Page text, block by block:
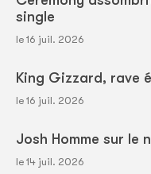
single
le 16 juil. 2026
King Gizzard, rave
le 16 juil. 2026
Josh Homme sur le
le 14 juil. 2026